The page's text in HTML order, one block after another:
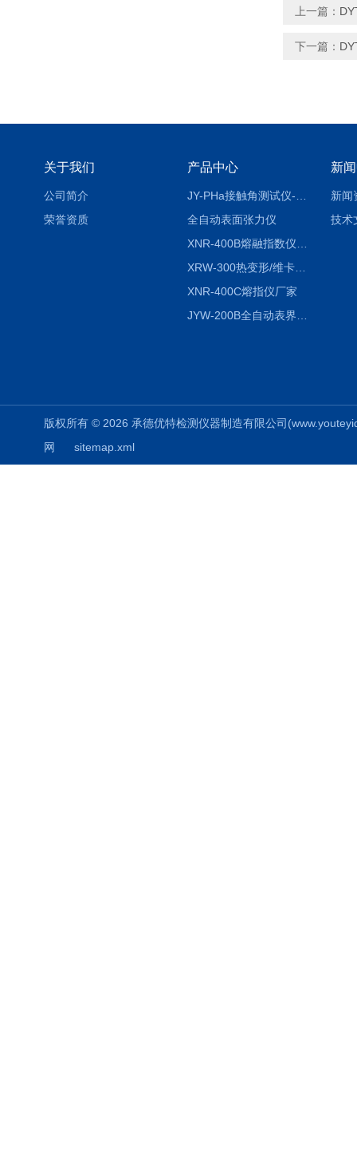
上一篇：
下一篇：
关于我们
公司简介
荣誉资质
产品中心
全自动表面张力仪
XRW-300热变形/维卡软化点温度测定仪
XNR-400C熔指仪厂家
新
新闻
技术
版权所有 © 2026 承德优特检测仪器制造有限公司
网
sitemap.xml